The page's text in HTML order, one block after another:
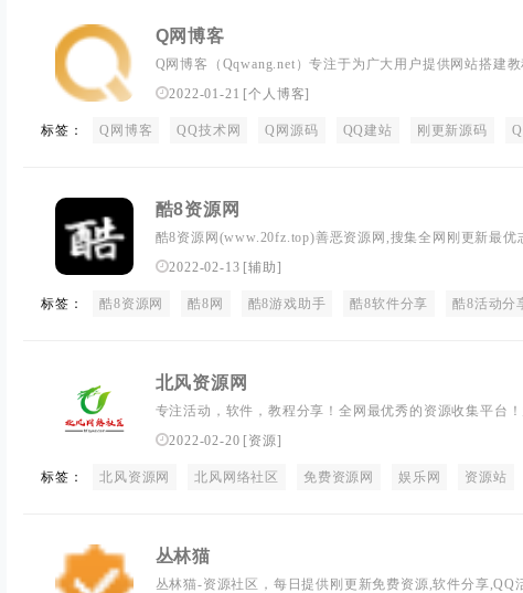
Q网博客
Q网博客（Qqwang.net）专注于为广大用户提供网站搭建
教学等一系列资源。
2022-01-21 [个人博客]
标签： Q网博客 QQ技术网 Q网源码 QQ建站 刚更新源码
酷8资源网
酷8资源网(www.20fz.top)善恶资源网,搜集全网刚更新最优
用软件,破解软件,福利活动,破解游戏等免费资源！
2022-02-13 [辅助]
标签： 酷8资源网 酷8网 酷8游戏助手 酷8软件分享 酷8活动分
北风资源网
专注活动，软件，教程分享！全网最优秀的资源收集平台
精品软件分享的平台!
2022-02-20 [资源]
标签： 北风资源网 北风网络社区 免费资源网 娱乐网 资源站
丛林猫
丛林猫-资源社区，每日提供刚更新免费资源,软件分享,QQ